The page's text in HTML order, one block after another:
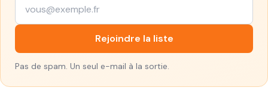
Rejoindre la liste
Pas de spam. Un seul e-mail à la sortie.